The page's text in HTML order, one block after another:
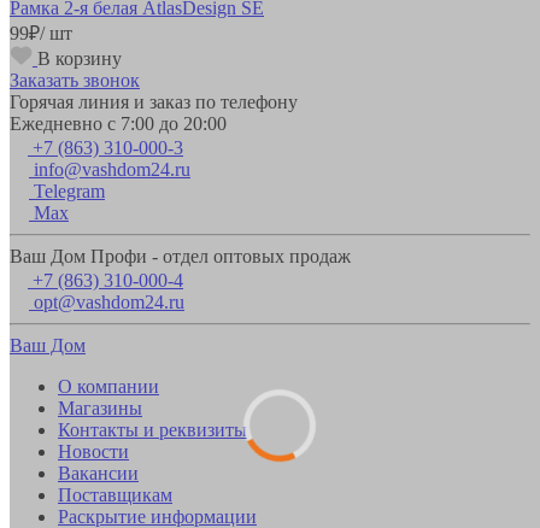
Рамка 2-я белая AtlasDesign SE
99₽/ шт
В корзину
Заказать звонок
Горячая линия и заказ по телефону
Ежедневно с 7:00 до 20:00
+7 (863) 310-000-3
info@vashdom24.ru
Telegram
Max
Ваш Дом Профи - отдел оптовых продаж
+7 (863) 310-000-4
opt@vashdom24.ru
Ваш Дом
О компании
Магазины
Контакты и реквизиты
Новости
Вакансии
Поставщикам
Раскрытие информации